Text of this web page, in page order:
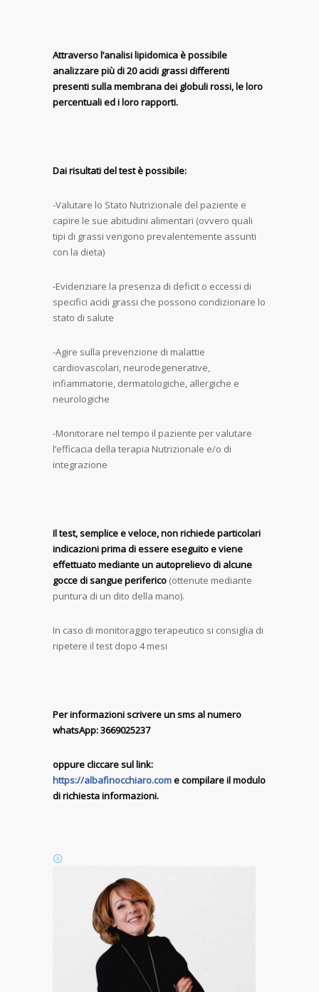
Attraverso l’analisi lipidomica è possibile
analizzare più di 20 acidi grassi differenti
presenti sulla membrana dei globuli rossi, le loro
percentuali ed i loro rapporti.
Dai risultati del test è possibile:
-Valutare lo Stato Nutrizionale del paziente e
capire le sue abitudini alimentari (ovvero quali
tipi di grassi vengono prevalentemente assunti
con la dieta)
-Evidenziare la presenza di deficit o eccessi di
specifici acidi grassi che possono condizionare lo
stato di salute
-Agire sulla prevenzione di malattie
cardiovascolari, neurodegenerative,
infiammatorie, dermatologiche, allergiche e
neurologiche
-Monitorare nel tempo il paziente per valutare
l’efficacia della terapia Nutrizionale e/o di
integrazione
Il test, semplice e veloce, non richiede particolari
indicazioni prima di essere eseguito e viene
effettuato mediante un autoprelievo di alcune
gocce di sangue periferico (ottenute mediante
puntura di un dito della mano).
In caso di monitoraggio terapeutico si consiglia di
ripetere il test dopo 4 mesi
Per informazioniscrivere un sms al numero
whatsApp: 3669025237
oppure cliccare sul link:
https://albafinocchiaro.come compilare il modulo
di richiesta informazioni.